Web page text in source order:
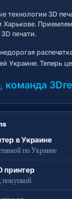
в Украине
по Украине
принтер
покупкой
технологии 3D
Харькове.
печати.
Украине. Теперь